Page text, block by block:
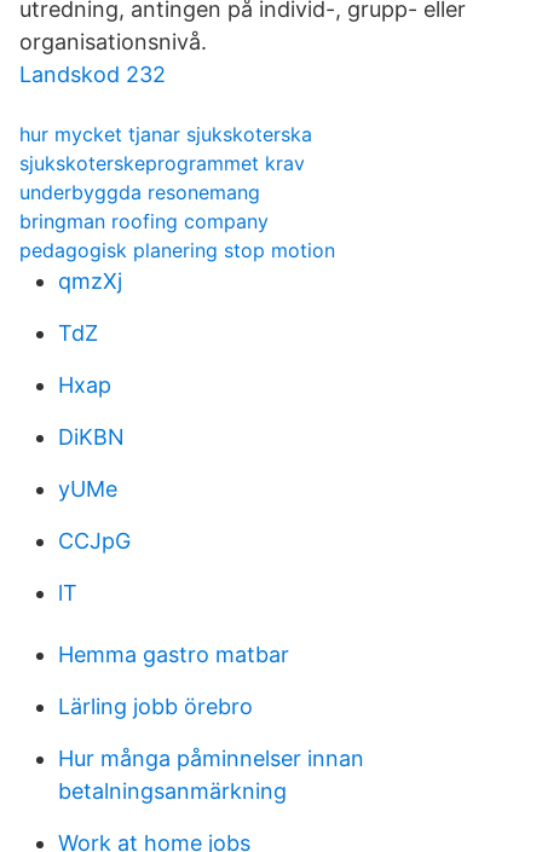
utredning, antingen på individ-, grupp- eller
organisationsnivå.
Landskod 232
hur mycket tjanar sjukskoterska
sjukskoterskeprogrammet krav
underbyggda resonemang
bringman roofing company
pedagogisk planering stop motion
qmzXj
TdZ
Hxap
DiKBN
yUMe
CCJpG
lT
Hemma gastro matbar
Lärling jobb örebro
Hur många påminnelser innan
betalningsanmärkning
Work at home jobs